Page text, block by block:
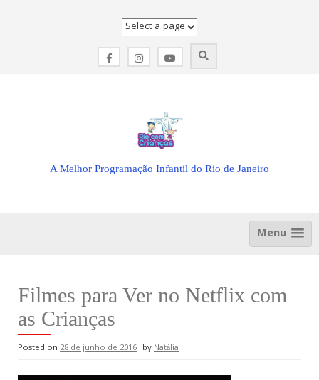
A Melhor Programação Infantil do Rio de Janeiro
Menu
Filmes para Ver no Netflix com
as Crianças
Posted on 28 de junho de 2016 byNatália